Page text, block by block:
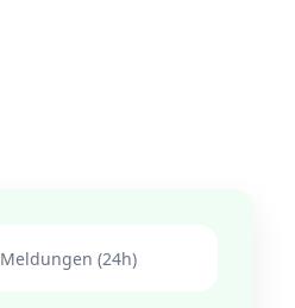
Meldungen (24h)